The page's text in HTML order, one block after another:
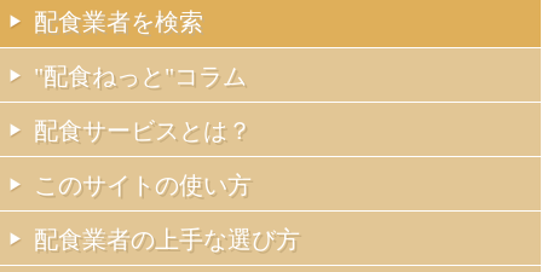
配食業者を検索
"配食ねっと"コラム
配食サービスとは？
このサイトの使い方
配食業者の上手な選び方